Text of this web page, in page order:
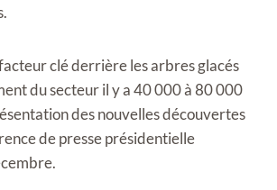
clé derrière les arbres glacés
du secteur il y a 40 000 à 80 000
des nouvelles découvertes
de presse présidentielle